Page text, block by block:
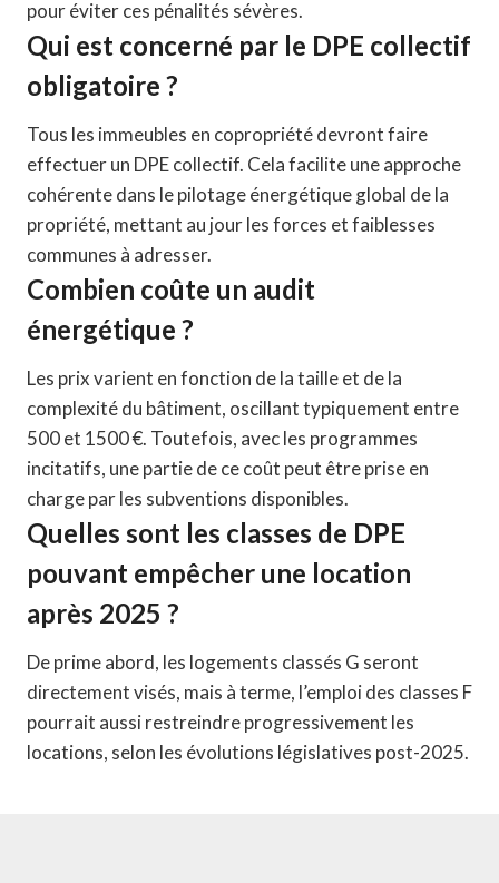
pour éviter ces pénalités sévères.
Qui est concerné par le DPE collectif
obligatoire ?
Tous les immeubles en copropriété devront faire
effectuer un DPE collectif. Cela facilite une approche
cohérente dans le pilotage énergétique global de la
propriété, mettant au jour les forces et faiblesses
communes à adresser.
Combien coûte un audit
énergétique ?
Les prix varient en fonction de la taille et de la
complexité du bâtiment, oscillant typiquement entre
500 et 1500 €. Toutefois, avec les programmes
incitatifs, une partie de ce coût peut être prise en
charge par les subventions disponibles.
Quelles sont les classes de DPE
pouvant empêcher une location
après 2025 ?
De prime abord, les logements classés G seront
directement visés, mais à terme, l’emploi des classes F
pourrait aussi restreindre progressivement les
locations, selon les évolutions législatives post-2025.